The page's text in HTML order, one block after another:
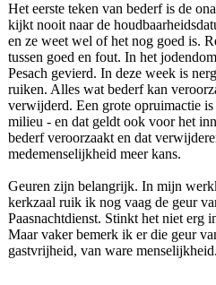
Het eerste teken van bederf is de
kijkt nooit naar de
en ze weet wel of het nog goed is.
tussen goed en fout. In het
Pesach gevierd. In deze week is
ruiken. Alles wat bederf kan
verwijderd. Een grote opruimactie
milieu - en dat geldt ook voor het
bederf veroorzaakt en dat
medemenselijkheid meer kans.
Geuren zijn belangrijk. In mijn
kerkzaal ruik ik nog vaag de geur
Paasnachtdienst. Stinkt het niet erg
Maar vaker bemerk ik er die geur
gastvrijheid, van ware